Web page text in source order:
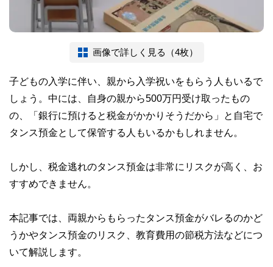
画像で詳しく見る（4枚）
子どもの入学に伴い、親から入学祝いをもらう人もいるで
しょう。中には、自身の親から500万円受け取ったもの
の、「銀行に預けると税金がかかりそうだから」と自宅で
タンス預金として保管する人もいるかもしれません。
しかし、税金逃れのタンス預金は非常にリスクが高く、お
すすめできません。
本記事では、両親からもらったタンス預金がバレるのかど
うかやタンス預金のリスク、教育費用の節税方法などにつ
いて解説します。